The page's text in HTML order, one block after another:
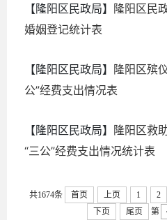
【隆阳区民政局】 隆阳区民
婚姻登记统计表
【隆阳区民政局】 隆阳区殡
公”经费支出情况表
【隆阳区民政局】 隆阳区救
“三公”经费支出情况统计表
共1674条 首页 上页 1 2
下页
尾页 第